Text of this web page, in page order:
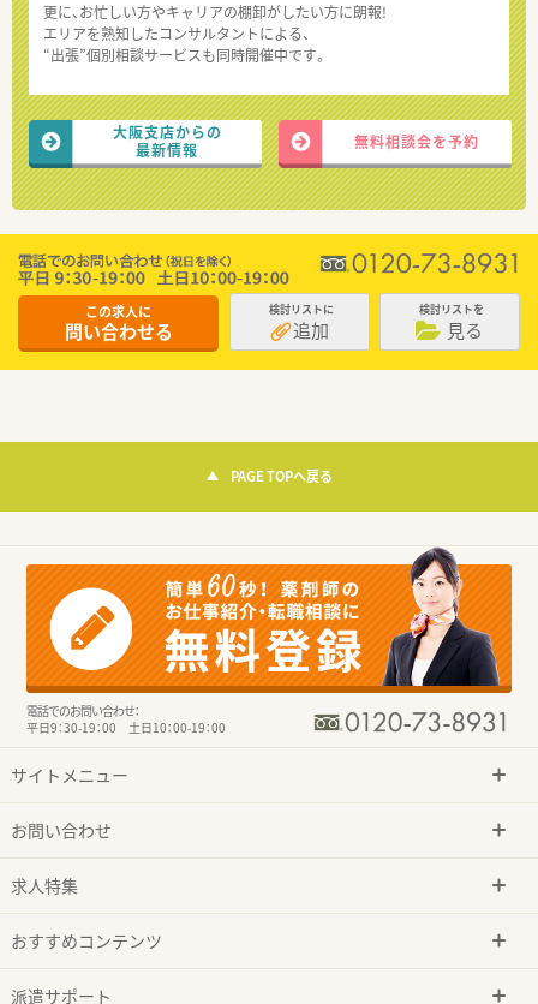
更に、お忙しい方やキャリアの棚卸がしたい方に朗報!
エリアを熟知したコンサルタントによる、
“出張”個別相談サービスも同時開催中です。
大阪支店からの
最新情報
無料相談会を予約
この求人に
問い合わせる
検討リストに
追加
検討リストを
見る
PAGE TOPへ戻る
電話でのお問い合わせ：
平日9：30-19：00 土日10：00-19：00
サイトメニュー
お問い合わせ
求人特集
おすすめコンテンツ
派遣サポート